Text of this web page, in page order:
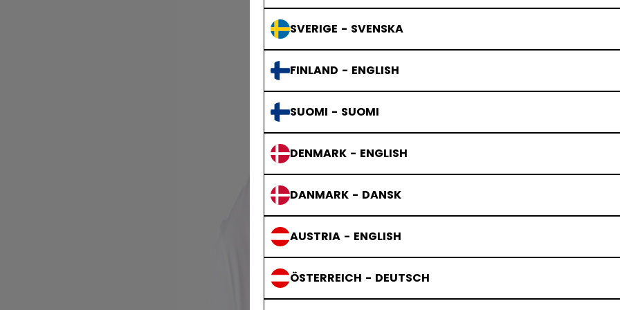
SVERIGE - SVENSKA
FINLAND - ENGLISH
SUOMI - SUOMI
DENMARK - ENGLISH
DANMARK - DANSK
AUSTRIA - ENGLISH
ÖSTERREICH - DEUTSCH